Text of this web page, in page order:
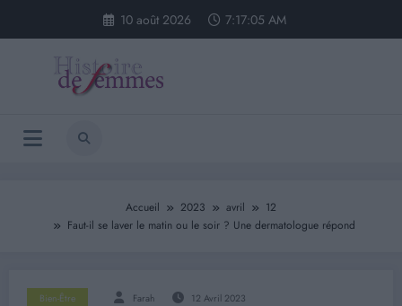
contenu
10 août 2026 7:17:06 AM
Accueil 2023 avril
12
Faut-il se laver le matin ou le soir ? Une dermatologue répond
Bien-Être Farah 12 Avril 2023